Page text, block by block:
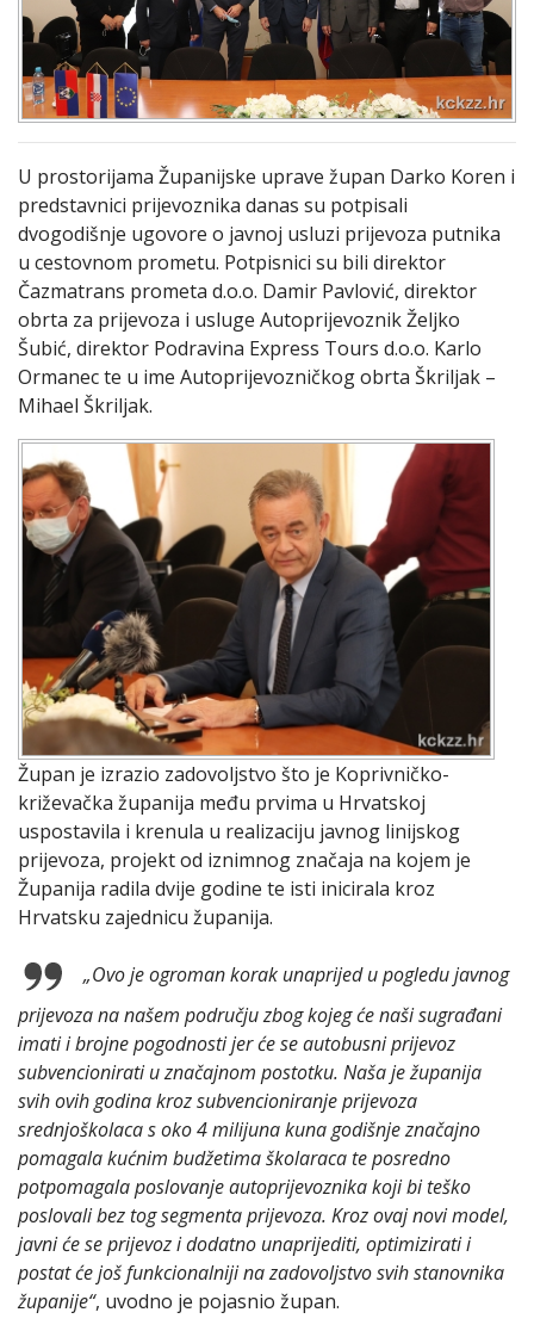
U prostorijama Županijske uprave župan Darko Koren i
predstavnici prijevoznika danas su potpisali
dvogodišnje ugovore o javnoj usluzi prijevoza putnika
u cestovnom prometu. Potpisnici su bili direktor
Čazmatrans prometa d.o.o. Damir Pavlović, direktor
obrta za prijevoza i usluge Autoprijevoznik Željko
Šubić, direktor Podravina Express Tours d.o.o. Karlo
Ormanec te u ime Autoprijevozničkog obrta Škriljak –
Mihael Škriljak.
Župan je izrazio zadovoljstvo što je Koprivničko-
križevačka županija među prvima u Hrvatskoj
uspostavila i krenula u realizaciju javnog linijskog
prijevoza, projekt od iznimnog značaja na kojem je
Županija radila dvije godine te isti inicirala kroz
Hrvatsku zajednicu županija.
„Ovo je ogroman korak unaprijed u pogledu javnog
prijevoza na našem području zbog kojeg će naši sugrađani
imati i brojne pogodnosti jer će se autobusni prijevoz
subvencionirati u značajnom postotku. Naša je županija
svih ovih godina kroz subvencioniranje prijevoza
srednjoškolaca s oko 4 milijuna kuna godišnje značajno
pomagala kućnim budžetima školaraca te posredno
potpomagala poslovanje autoprijevoznika koji bi teško
poslovali bez tog segmenta prijevoza. Kroz ovaj novi model,
javni će se prijevoz i dodatno unaprijediti, optimizirati i
postat će još funkcionalniji na zadovoljstvo svih stanovnika
županije“, uvodno je pojasnio župan.